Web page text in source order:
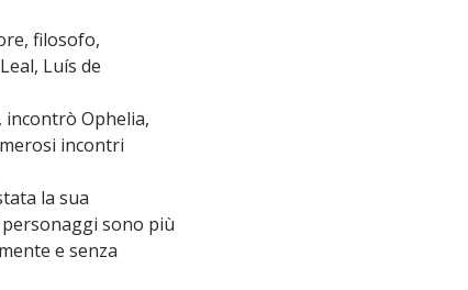
filosofo,
Luís de
incontrò Ophelia,
incontri
la sua
sono più
e senza